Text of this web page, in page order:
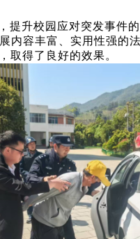
提升校园应对突发事件
内容丰富、实用性强的
取得了良好的效果。